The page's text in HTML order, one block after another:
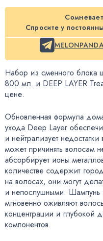
Спросите у
Набор из сменного блока
800 мл. и DEEP LAYER
цене.
Обновленная формула
ухода Deep Layer
и нейтрализует
может причинять волосам
абсорбирует ионы
количестве содержит
на волосах, они могут
и непослушными. Шампунь
мгновенно оживляют
концентрации и глубокой
компонентов.